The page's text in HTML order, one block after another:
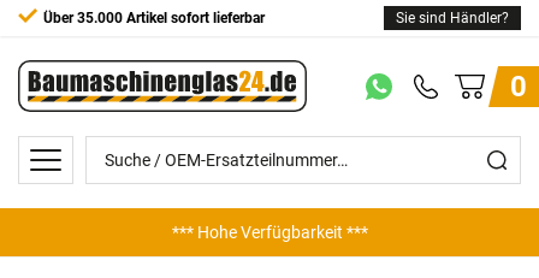
Über 35.000 Artikel sofort lieferbar Sie sind Händler?
0
*** Hohe Verfügbarkeit ***